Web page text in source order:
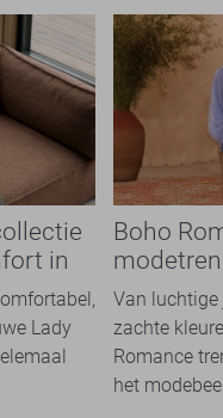
in
Lady
Boho
overal
Van luchtige
zachte
Romance
het